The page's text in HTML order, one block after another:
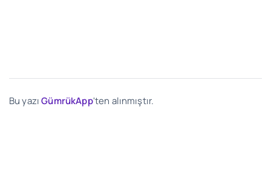
Bu yazıGümrükApp'ten alınmıştır.